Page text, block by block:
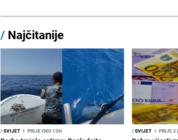
/ Najčitanije
/SVIJET I PRIJE OKO 13H /SVIJET I PRIJE 2